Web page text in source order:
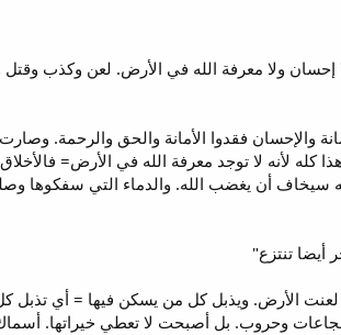
ولا إحسان ولا معرفة الله في الأرض. لعن وكذب
والإحسان فقدوا الأمانة والحق والرحمة.
كله لأنه لا توجد معرفة الله في الأرض=
سيخاف أن يغضب الله. والدماء التي سفكوها
الأرض. ويذبل كل من يسكن فيها = أي تذبل
وحروب. بل أصبحت لا تعطي خيراتها. أسماك